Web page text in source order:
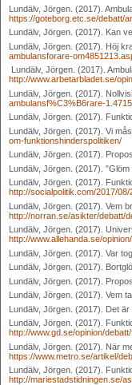
Lundälv, Jörgen. (2017).
https://goteborg.etc.se/debatt/
Lundälv, Jörgen. (2017). Kan
Lundälv, Jörgen. (2017). Höj
ambulansforare-
Lundälv, Jörgen. (2017).
http://www.arbetarbladet.se/
Lundälv, Jörgen. (2017).
ambulansf%C3%B6rare-
Lundälv, Jörgen. (2017).
Lundälv, Jörgen. (2017). Vi
om-funktionshinderspolitiken/
Lundälv, Jörgen. (2017).
Lundälv, Jörgen. (2017).
Lundälv, Jörgen. (2017).
http://socialpolitik.com/2017/
Lundälv, Jörgen. (2017). Vem
http://norran.se/asikter/debatt/
Lundälv, Jörgen. (2017).
http://www.allehanda.se/
Lundälv, Jörgen. (2017). Var
Lundälv, Jörgen. (2017).
Lundälv, Jörgen. (2017).
Lundälv, Jörgen. (2017). Vem
Lundälv, Jörgen. (2017). Det
Lundälv, Jörgen. (2017).
http://www.gd.se/opinion/
Lundälv, Jörgen. (2017). När
https://www.metro.se/artikel/
Lundälv, Jörgen. (2017).
http://mariestadstidningen.se/